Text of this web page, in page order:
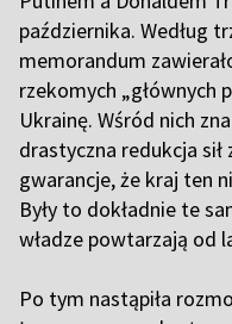
października. Według
memorandum
rzekomych „głównych
Ukrainę. Wśród nich
drastyczna redukcja
gwarancje, że kraj ten
Były to dokładnie te
władze powtarzają od
Po tym nastąpiła